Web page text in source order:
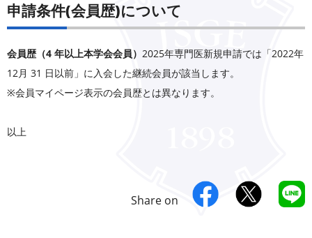
申請条件(会員歴)について
会員歴（4 年以上本学会会員） 2025年専門医新規申請では「2022年
12月 31 日以前」に入会した継続会員が該当します。
※会員マイページ表示の会員歴とは異なります。
以上
Share on